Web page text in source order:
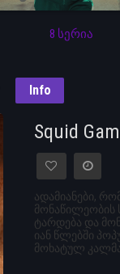
8 სერია
Info
Squid
ადამიანები,
მონაწილეობის
ტარდება და
იან წლებში
მოხატულ